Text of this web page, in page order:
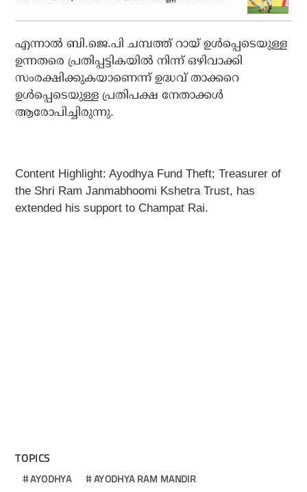
എന്നാല്‍ ബി.ജെ.പി ചമ്പത്ത് റായ് ഉള്‍പ്പെടെയുള്ള
ഉന്നതരെ പ്രതിപ്പട്ടികയില്‍ നിന്ന് ഒഴിവാക്കി
സംരക്ഷിക്കുകയാണെന്ന് ഉദ്ധവ് താക്കറെ
ഉള്‍പ്പെടെയുള്ള പ്രതിപക്ഷ നേതാക്കള്‍
ആരോപിച്ചിരുന്നു.
Content Highlight: Ayodhya Fund Theft; Treasurer of
the Shri Ram Janmabhoomi Kshetra Trust, has
extended his support to Champat Rai.
TOPICS
AYODHYA
AYODHYA RAM MANDIR